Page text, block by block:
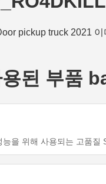
된 부품
을 위해 사용되는 고품질